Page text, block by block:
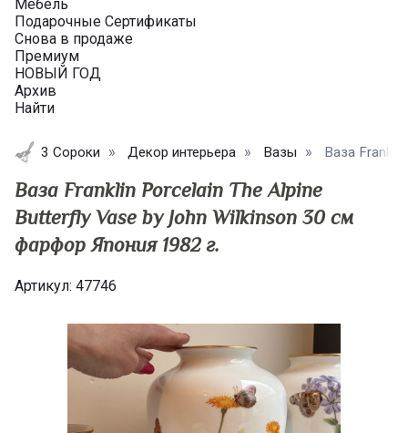
Мебель
Подарочные Сертификаты
Снова в продаже
Премиум
НОВЫЙ ГОД
Архив
Найти
3 Сороки Декор интерьера Вазы Ваза
Ваза Franklin Porcelain The Alpine
Butterfly Vase by John Wilkinson 30 см
фарфор Япония 1982 г.
Артикул: 47746